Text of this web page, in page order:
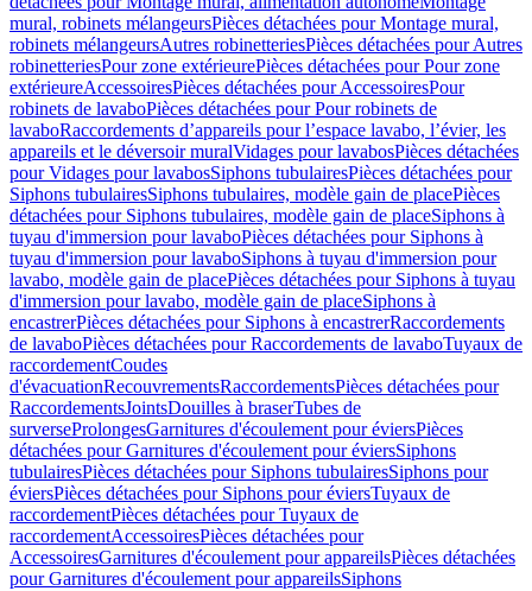
mural, robinets mélangeursPièces détachées pour Montage mural,
robinets mélangeursAutres robinetteriesPièces détachées pour Autres
robinetteriesPour zone extérieurePièces détachées pour Pour zone
extérieureAccessoiresPièces détachées pour AccessoiresPour
robinets de lavaboPièces détachées pour Pour robinets de
lavaboRaccordements d’appareils pour l’espace lavabo, l’évier, les
appareils et le déversoir muralVidages pour lavabosPièces détachées
pour Vidages pour lavabosSiphons tubulairesPièces détachées pour
Siphons tubulairesSiphons tubulaires, modèle gain de placePièces
détachées pour Siphons tubulaires, modèle gain de placeSiphons à
tuyau d'immersion pour lavaboPièces détachées pour Siphons à
tuyau d'immersion pour lavaboSiphons à tuyau d'immersion pour
lavabo, modèle gain de placePièces détachées pour Siphons à tuyau
d'immersion pour lavabo, modèle gain de placeSiphons à
encastrerPièces détachées pour Siphons à encastrerRaccordements
de lavaboPièces détachées pour Raccordements de lavaboTuyaux de
raccordementCoudes
d'évacuationRecouvrementsRaccordementsPièces détachées pour
RaccordementsJointsDouilles à braserTubes de
surverseProlongesGarnitures d'écoulement pour éviersPièces
détachées pour Garnitures d'écoulement pour éviersSiphons
tubulairesPièces détachées pour Siphons tubulairesSiphons pour
éviersPièces détachées pour Siphons pour éviersTuyaux de
raccordementPièces détachées pour Tuyaux de
raccordementAccessoiresPièces détachées pour
AccessoiresGarnitures d'écoulement pour appareilsPièces détachées
pour Garnitures d'écoulement pour appareilsSiphons